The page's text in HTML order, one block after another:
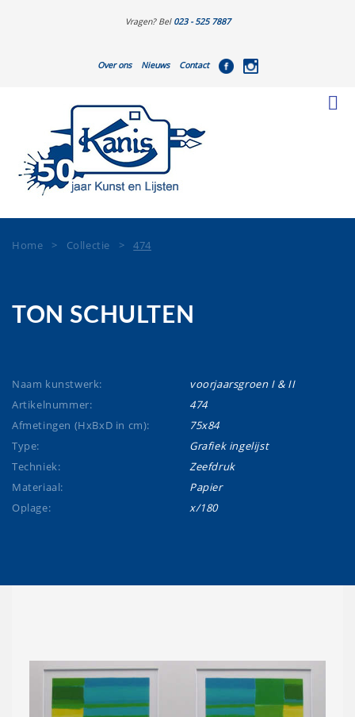
Vragen? Bel 023 - 525 7887
Over ons Nieuws Contact
Home > Collectie >474
TON SCHULTEN
Naam kunstwerk:
voorjaarsgroen I & II
Artikelnummer:
474
Afmetingen (HxBxD in cm):
75x84
Type:
Grafiek ingelijst
Techniek:
Zeefdruk
Materiaal:
Papier
Oplage:
x/180